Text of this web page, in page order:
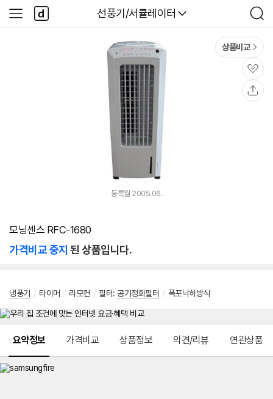
다나와
선풍기/서큘레이터
검
색
사
이
다
나
와
상품비교
관
심
등록월 2005.06.
모닝센스 RFC-1680
가격비교 중지 된 상품입니다.
냉풍기 / 타이머 / 리모컨 / 필터: 공기정화필터 / 폭포낙하방식
요약정보 가격비교 상품정보 의견/리뷰 연관상품